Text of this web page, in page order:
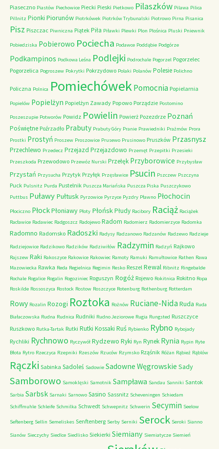
Piaseczno Piastów Piechowice Piecki Pieski Pietkowo Pilaszków Pilawa Pilica
Pillnitz Pionki Piorunów Piotrkówek Piotrków Trybunalski Piotrowo Pirna Pisanica
Pisz Piszczac Piwniczna Piątek Piła Piławki Plewki Plon Plośnica Pluski Pniewnik
Pobiedziska Pobierowo Pociecha Podawce Poddąbie Podgórze
Podkampinos Podkowa Leśna Podlejki Podrochale Pogorzel Pogorzelec
Pogorzelica Pogroszew Pokrytki Pokrzydowo Polaki Polanów Polesie Polichno
Policzna Polnica PomiechówekPomocnia Popielarnia
Popielów Popielżyn Popielżyn Zawady Popowo Porządzie Postomino
Poszeszupie Potworów Powidz Powielin Powierż Pozezdrze Poznań
Poświętne Poźrzadło Prabuty Prabuty Góry Pranie Prawiedniki Prażmów Prora
Prostki Prostyń Proszew Proszowice Prusewo Prusinowo Pruszków Przasnysz
Przechlewo Przedecz Przejazd Przejazdowo Przemęt Przepitki Przesieki
Przeszkoda Przewodowo Przewóz Nurski Przełęk Przyborowice Przybysław
Przystań Przysucha Przytyk Przyłęk Przęsławice Psucin Pszczew Pszczyna
Puck Pulsnitz Purda Pustelnik Puszcza Mariańska Puszcza Piska Puszczykowo
Puttbus Puławy Pułtusk Pyrzowice Pyrzyce Pyzdry Pławno Płochocin
Płociczno PłockPłoniawy Płoty PłońskPłudy Racibory Raciąż Raciążek
Racławice Radawiec Radgoszcz Radojewo Radom Radomierz Radomierzyce Radomka
Radomno Radomsko Radoszki Radysy Radzanowo Radzanów Radzewo Radzieje
Radziejowice Radzikowo Radzików Radziwiłów Radzymin Radzyń Rajkowo
Rajszew Raki Rakoszyce Rakowice Rakowiec Ramoty Ramuki Ramułtowice Rathen Rawa
Mazowiecka Rawka Reda Regielnica Regimin Resko Reszel Rewal Ribnitz Ringebalde
Rochale Rogalice Rogalin Rogoziniec Roguszyn Rogóż Rojewo Rokitnica Rokitno Ropa
Roskilde Rossoszyca Rostock Rostow Roszczyce Rotenburg Rothenburg Rotterdam
Rowy Rozalin Rozogi Roztoka Rożnów Ruciane-NidaRuda Ruda
Białaczowska Rudna Rudnica Rudniki Rudno Jeziorowe Rugia Rungsted Ruszczyce
Ruszkowo Rutka-Tartak Rutki Rutki Kossaki Ruś Rybienko Rybno Rybojady
Rychliki Rychnowo Ryczywół Rydzewo Ryki Ryn Rynek Rynia Rypin Ryte
Błota Rytro Rzeczyca Rzepniki Rzeszów Rzuców Rzymsko Rząśnik Różan Rąbież Rąblów
Rączki Sabinka Sadoleś Sadowie Sadowne Węgrowskie Sady
Samborowo Samoklęski Samotnik Sampława Sandau Sanniki Santok
Sarbia Sarbsk Sarnaki Sarnowo Sasino Sassnitz Scheveningen Schiedam
Schiffmuhle Schleife Schmilka Schwedt Schwepnitz Schwerin Secymin Seelow
Seftenberg Sellin Semeliskes Senftenberg Serby Serniki Serock Seroki Sianno
Sianów Sieczychy Siedlce Siedlisko Siekierki Siemiany Siemiatycze Siemień